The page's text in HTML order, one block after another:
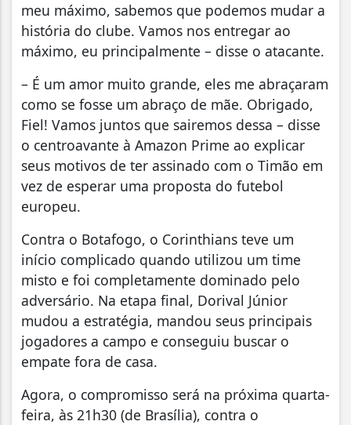
meu máximo, sabemos que podemos mudar a
história do clube. Vamos nos entregar ao
máximo, eu principalmente – disse o atacante.
– É um amor muito grande, eles me abraçaram
como se fosse um abraço de mãe. Obrigado,
Fiel! Vamos juntos que sairemos dessa – disse
o centroavante à Amazon Prime ao explicar
seus motivos de ter assinado com o Timão em
vez de esperar uma proposta do futebol
europeu.
Contra o Botafogo, o Corinthians teve um
início complicado quando utilizou um time
misto e foi completamente dominado pelo
adversário. Na etapa final, Dorival Júnior
mudou a estratégia, mandou seus principais
jogadores a campo e conseguiu buscar o
empate fora de casa.
Agora, o compromisso será na próxima quarta-
feira, às 21h30 (de Brasília), contra o